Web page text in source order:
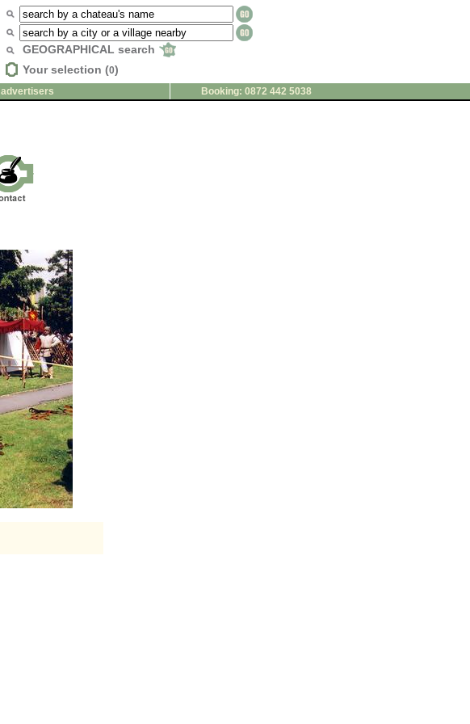
GEOGRAPHICAL search
Your selection (0)
advertisers
Booking: 0872 442 5038